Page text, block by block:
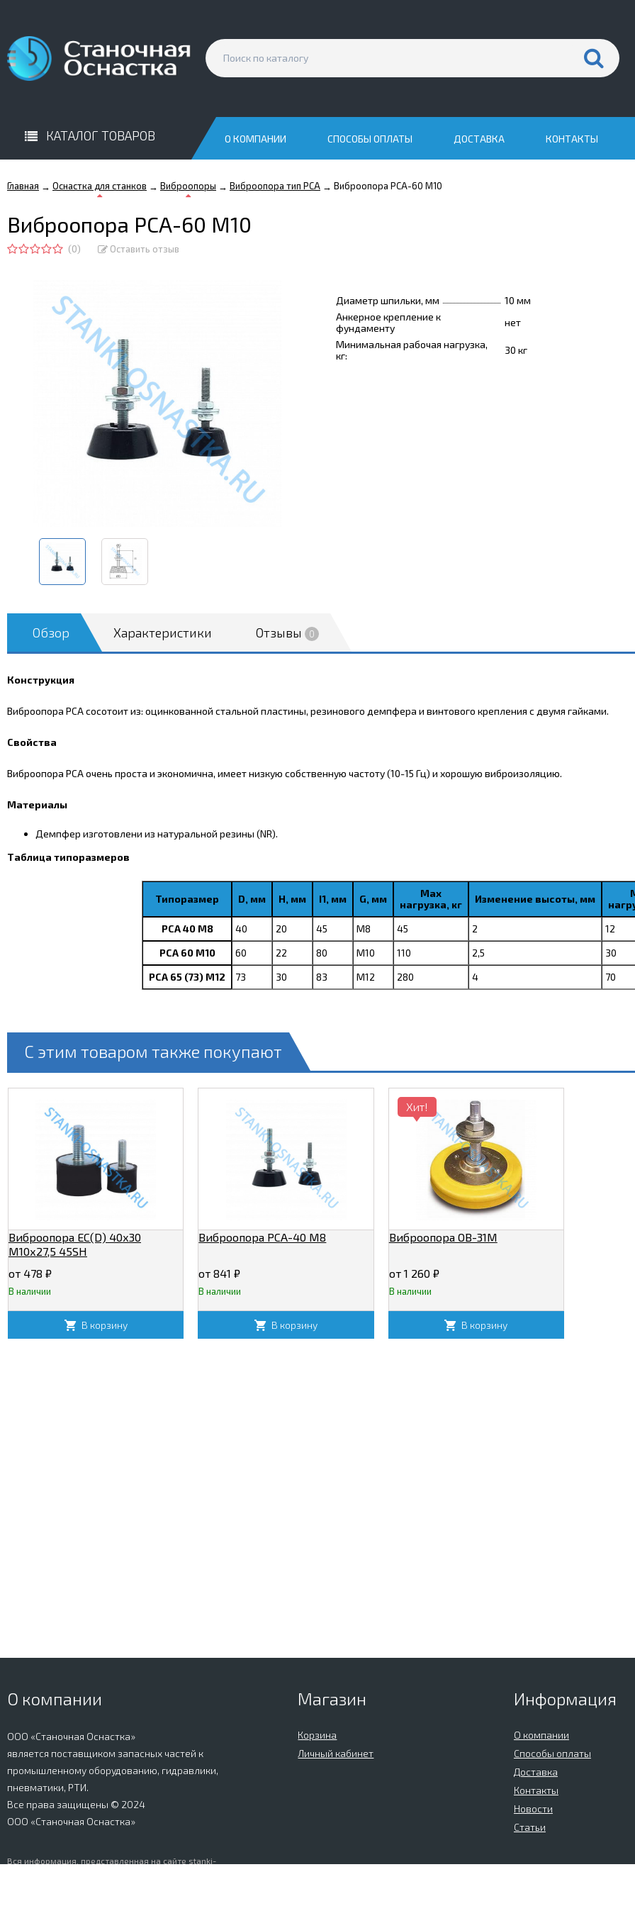
КАТАЛОГ ТОВАРОВ О КОМПАНИИ СПОСОБЫ ОПЛАТЫ ДОСТАВКА КОНТАКТЫ
Главная → Оснастка для станков → Виброопоры → Виброопора тип PCA → Виброопора PCA-60 M10
Виброопора PCA-60 M10
(0) Оставить отзыв
Диаметр шпильки, мм
10 мм
Анкерное крепление к
фундаменту
нет
Минимальная рабочая нагрузка,
кг:
30 кг
Обзор Характеристики Отзывы 0
Конструкция
Виброопора PCA сосотоит из: оцинкованной стальной пластины, резинового демпфера и винтового крепления с двумя гайками.
Свойства
Виброопора PCA очень проста и экономична, имеет низкую собственную частоту (10-15 Гц) и хорошую виброизоляцию.
Материалы
Демпфер изготовлени из натуральной резины (NR).
Таблица типоразмеров
Типоразмер D, мм H, мм I1, мм G, мм
Max
нагрузка, кг
Изменение высоты, мм
PCA 40 М8
40 20 45 М8 45 2
12
PCA 60 М10
60 22 80 М10 110 2,5
30
PCA 65 (73) М12
73 30 83 М12 280 4 70
С этим товаром также покупают
Виброопора ЕС(D) 40х30
М10х27,5 45SH
от 478 ₽
В наличии
В корзину
Виброопора PCA-40 M8
от 841₽
В наличии
В корзину
Хит!
Виброопора ОВ-31М
от 1 260 ₽
В наличии
В корзину
О компании
ООО «Станочная Оснастка»
является поставщиком запасных частей к
промышленному оборудованию, гидравлики,
пневматики, РТИ.
Все права защищены © 2024
ООО «Станочная Оснастка»
Вся информация, представленная на сайте stanki-
Магазин
Корзина
Личный кабинет
Информация
О компании
Способы оплаты
Доставка
Контакты
Новости
Статьи